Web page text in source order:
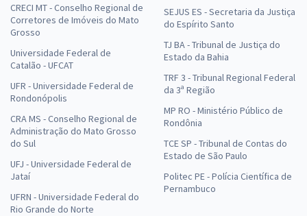
CRECI MT - Conselho Regional de
Corretores de Imóveis do Mato
Grosso
Universidade Federal de
Catalão - UFCAT
UFR - Universidade Federal de
Rondonópolis
CRA MS - Conselho Regional de
Administração do Mato Grosso
do Sul
UFJ - Universidade Federal de
Jataí
UFRN - Universidade Federal do
Rio Grande do Norte
SEJUS ES - Secretaria da Justiça
do Espírito Santo
TJ BA - Tribunal de Justiça do
Estado da Bahia
TRF 3 - Tribunal Regional Federal
da 3ª Região
MP RO - Ministério Público de
Rondônia
TCE SP - Tribunal de Contas do
Estado de São Paulo
Politec PE - Polícia Científica de
Pernambuco